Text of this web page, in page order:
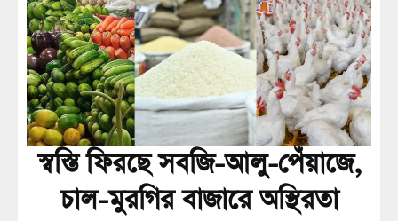
স্বস্তি ফিরছে সবজি-আলু-পেঁয়াজে,
চাল-মুরগির বাজারে অস্থিরতা